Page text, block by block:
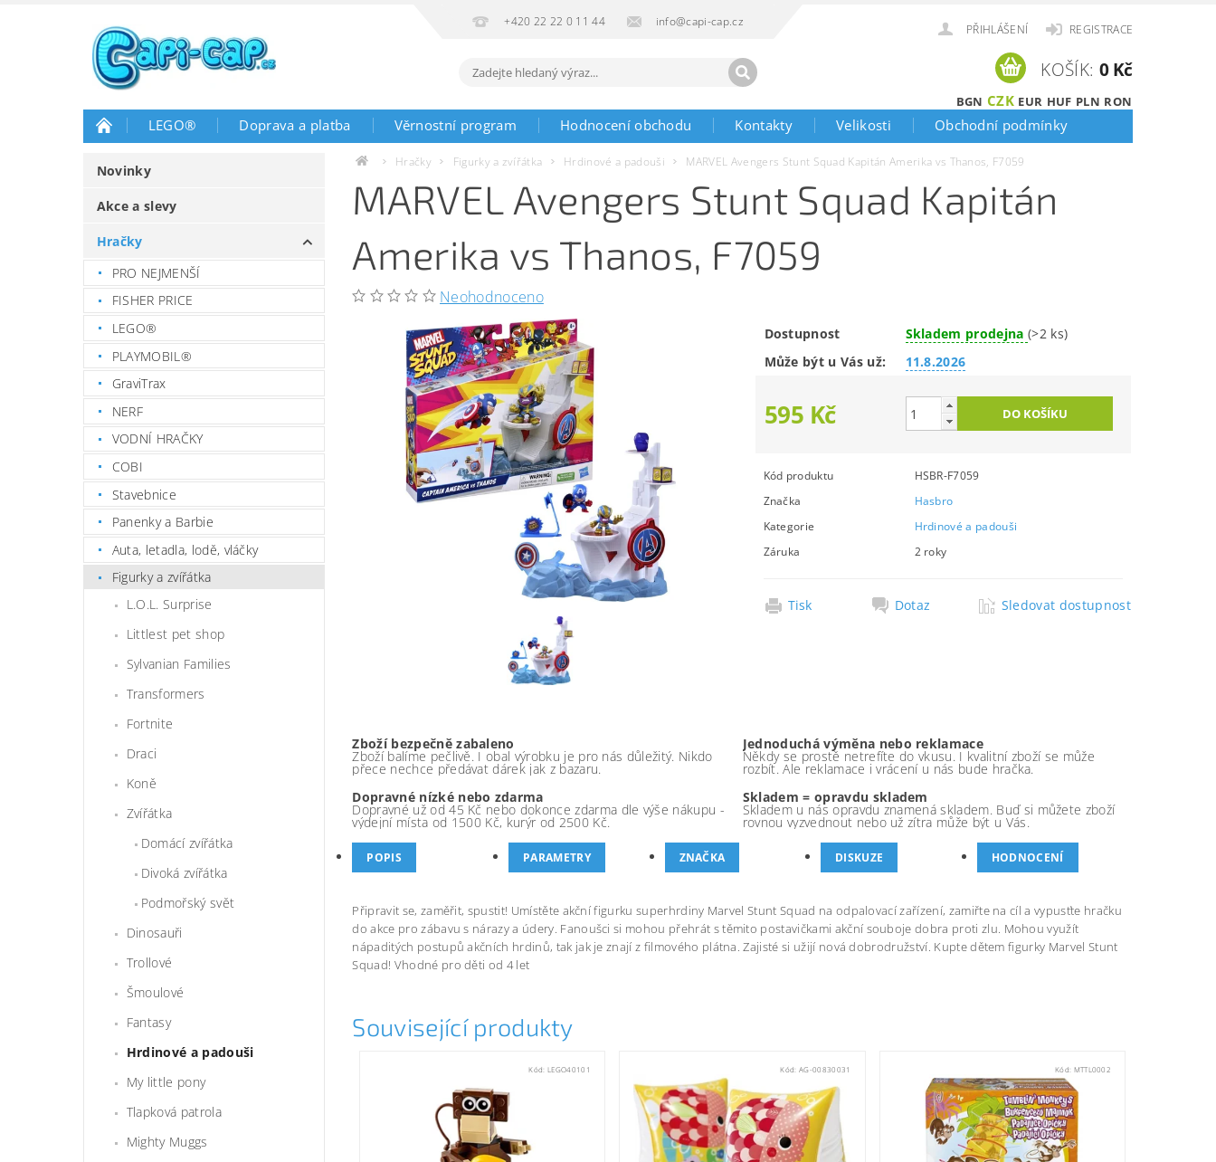
+420 22 22 0 11 44 info@capi-cap.cz
PŘIHLÁŠENÍ REGISTRACE
BGN CZK EUR HUF PLN RON
KOŠÍK: 0 Kč
LEGO® Doprava a platba Věrnostní program Hodnocení obchodu Kontakty Velikosti Obchodní podmínky
Novinky
Akce a slevy
Hračky
PRO NEJMENŠÍ
FISHER PRICE
LEGO®
PLAYMOBIL®
GraviTrax
NERF
VODNÍ HRAČKY
COBI
Stavebnice
Panenky a Barbie
Auta, letadla, lodě, vláčky
Figurky a zvířátka
L.O.L. Surprise
Littlest pet shop
Sylvanian Families
Transformers
Fortnite
Draci
Koně
Zvířátka
Domácí zvířátka
Divoká zvířátka
Podmořský svět
Dinosauři
Trollové
Šmoulové
Fantasy
Hrdinové a padouši
My little pony
Tlapková patrola
Mighty Muggs
Hračky Figurky a zvířátka Hrdinové a padouši MARVEL Avengers Stunt Squad Kapitán Amerika vs Thanos, F7059
MARVEL Avengers Stunt Squad Kapitán
Amerika vs Thanos, F7059
Neohodnoceno
Dostupnost Skladem prodejna (>2 ks)
Může být u Vás už:
11.8.2026
595 Kč
Kód produktu
HSBR-F7059
Značka
Hasbro
Kategorie
Hrdinové a padouši
Záruka
2 roky
Tisk Dotaz Sledovat dostupnost
Zboží bezpečně zabaleno
Zboží balíme pečlivě. I obal výrobku je pro nás důležitý. Nikdo
přece nechce předávat dárek jak z bazaru.
Jednoduchá výměna nebo reklamace
Někdy se prostě netrefíte do vkusu. I kvalitní zboží se může
rozbít. Ale reklamace i vrácení u nás bude hračka.
Dopravné nízké nebo zdarma
Dopravné už od 45 Kč nebo dokonce zdarma dle výše nákupu -
výdejní místa od 1500 Kč, kurýr od 2500 Kč.
Skladem = opravdu skladem
Skladem u nás opravdu znamená skladem. Buď si můžete zboží
rovnou vyzvednout nebo už zítra může být u Vás.
POPIS PARAMETRY ZNAČKA DISKUZE HODNOCENÍ
Připravit se, zaměřit, spustit! Umístěte akční figurku superhrdiny Marvel Stunt Squad na odpalovací zařízení, zamiřte na cíl a vypusťte hračku
do akce pro zábavu s nárazy a údery. Fanoušci si mohou přehrát s těmito postavičkami akční souboje dobra proti zlu. Mohou využít
nápaditých postupů akčních hrdinů, tak jak je znají z filmového plátna. Zajisté si užijí nová dobrodružství. Kupte dětem figurky Marvel Stunt
Squad! Vhodné pro děti od 4 let
Související produkty
Kód:LEGO40101 Kód:AG-00830031 Kód: MTTL0002